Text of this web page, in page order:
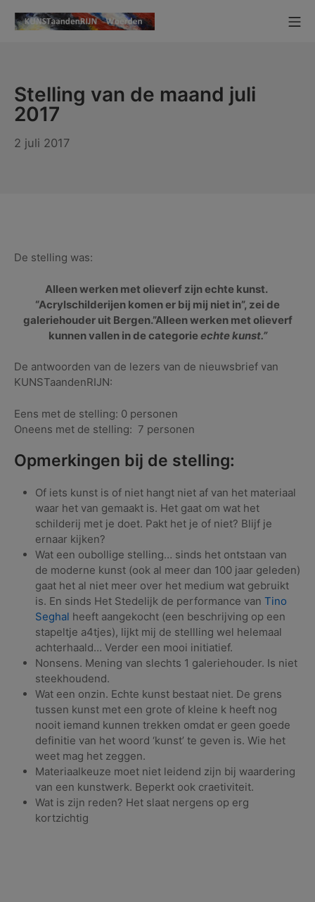
naar
Stelling van de maand juli
2017
2 juli 201715
De stelling was:
Alleen werken met olieverf zijn echte kunst.
“Acrylschilderijen komen er bij mij niet in”, zei de
galeriehouder uit Bergen.”Alleen werken met olieverf
kunnen vallen in de categorieechte kunst.”
De antwoorden van de lezers van de nieuwsbrief van
KUNSTaandenRIJN:
Eens met de stelling: 0 personen
Oneens met de stelling: 7 personen
Opmerkingen bij de stelling:
Of iets kunst is of niet hangt niet af van het materiaal
waar het van gemaakt is. Het gaat om wat het
schilderij met je doet. Pakt het je of niet? Blijf je
ernaar kijken?
Wat een oubollige stelling… sinds het ontstaan van
de moderne kunst (ook al meer dan 100 jaar geleden)
gaat het al niet meer over het medium wat gebruikt
is. En sinds Het Stedelijk de performance van Tino
Seghal heeft aangekocht (een beschrijving op een
stapeltje a4tjes), lijkt mij de stellling wel helemaal
achterhaald… Verder een mooi initiatief.
Nonsens. Mening van slechts 1 galeriehouder. Is niet
steekhoudend.
Wat een onzin. Echte kunst bestaat niet. De grens
tussen kunst met een grote of kleine k heeft nog
nooit iemand kunnen trekken omdat er geen goede
definitie van het woord ‘kunst’ te geven is. Wie het
weet mag het zeggen.
Materiaalkeuze moet niet leidend zijn bij waardering
van een kunstwerk. Beperkt ook craetiviteit.
Wat is zijn reden? Het slaat nergens op erg
kortzichtig